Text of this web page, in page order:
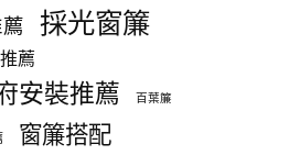
採光窗簾
薦
安裝推薦 百葉簾
窗簾搭配